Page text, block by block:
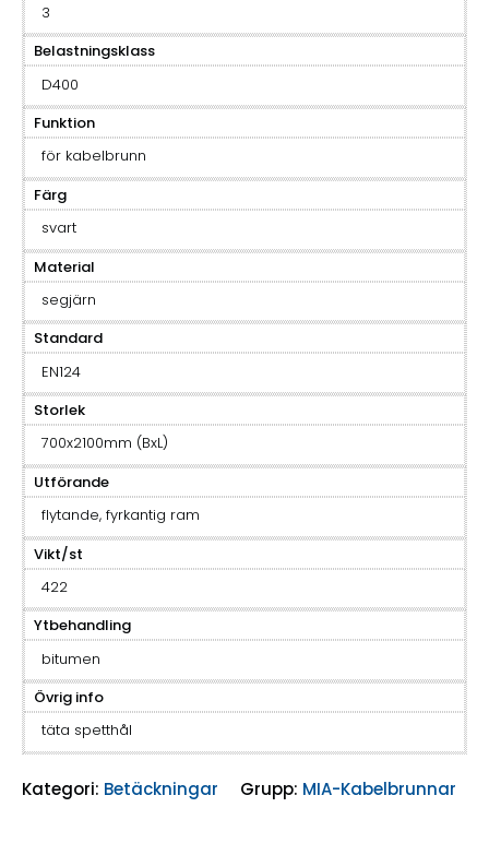
3
Belastningsklass
D400
Funktion
för kabelbrunn
Färg
svart
Material
segjärn
Standard
EN124
Storlek
700x2100mm (BxL)
Utförande
flytande, fyrkantig ram
Vikt/st
422
Ytbehandling
bitumen
Övrig info
täta spetthål
Kategori: Betäckningar Grupp: MIA-Kabelbrunnar